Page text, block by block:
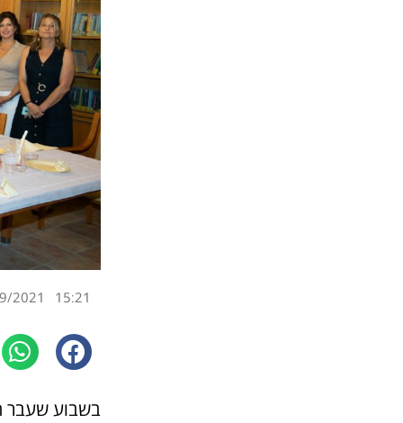
15:21
2021
בשבוע שעבר חגגו במועדון